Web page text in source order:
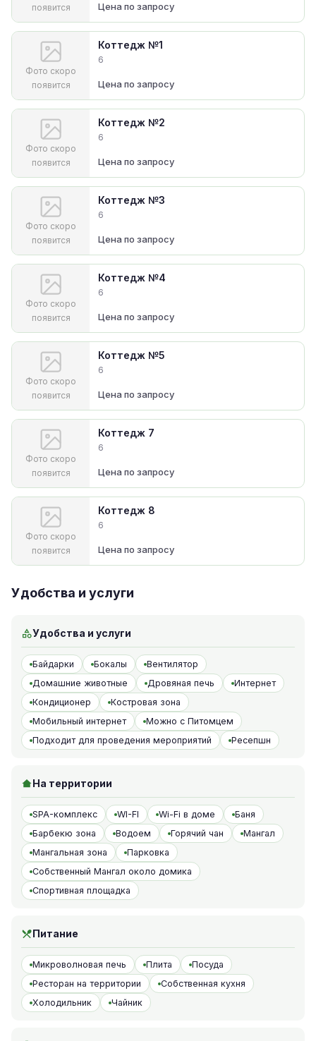
появится
Цена по запросу
Фото скоро
появится
Коттедж №1
6
Цена по запросу
Фото скоро
появится
Коттедж №2
6
Цена по запросу
Фото скоро
появится
Коттедж №3
6
Цена по запросу
Фото скоро
появится
Коттедж №4
6
Цена по запросу
Фото скоро
появится
Коттедж №5
6
Цена по запросу
Фото скоро
появится
Коттедж 7
6
Цена по запросу
Фото скоро
появится
Коттедж 8
6
Цена по запросу
Удобства и услуги
Удобства и услуги
Байдарки Бокалы
Вентилятор
Домашние животные
Дровяная печь
Интернет
Кондиционер
Костровая зона
Мобильный интернет
Можно с Питомцем
Подходит для проведения мероприятий
Ресепшн
На территории
SPA-комплекс WI-FI Wi-Fi в доме
Баня
Барбекю зона
Водоем Горячий чан
Мангал
Мангальная зона
Парковка
Собственный Мангал около домика
Спортивная площадка
Питание
Микроволновая печь Плита
Посуда
Ресторан на территории
Собственная кухня
Холодильник
Чайник